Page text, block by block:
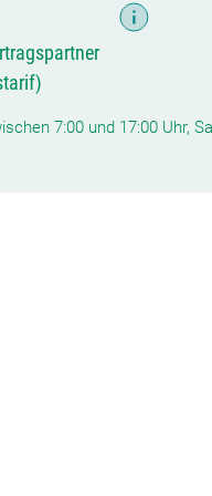
7:00 und 17:00 Uhr,